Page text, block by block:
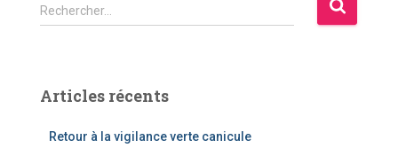
Rechercher…
Articles récents
Retour à la vigilance verte canicule